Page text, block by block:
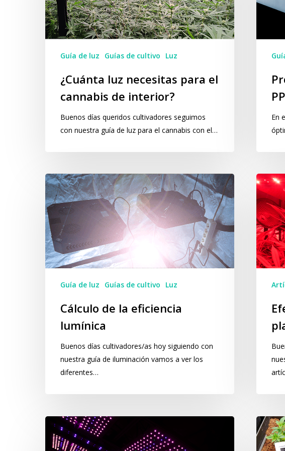
el
cannabis
de
interior?
Guía de luz
Guías de cultivo Luz
¿Cuánta luz necesitas para el
cannabis de interior?
Buenos días queridos cultivadores seguimos
con nuestra guía de luz para el cannabis con el…
luz:
Utilizable
En
Cálculo
de
la
eficiencia
lumínica
Guía de luz Guías de cultivo Luz
Cálculo de la eficiencia
lumínica
Buenos días cultivadores/as hoy siguiendo con
nuestra guía de iluminación vamos a ver los
diferentes…
Efecto
Emerson
en
las
plantas
de
Luz
UV
en
PPFD,
PPF,
Luz